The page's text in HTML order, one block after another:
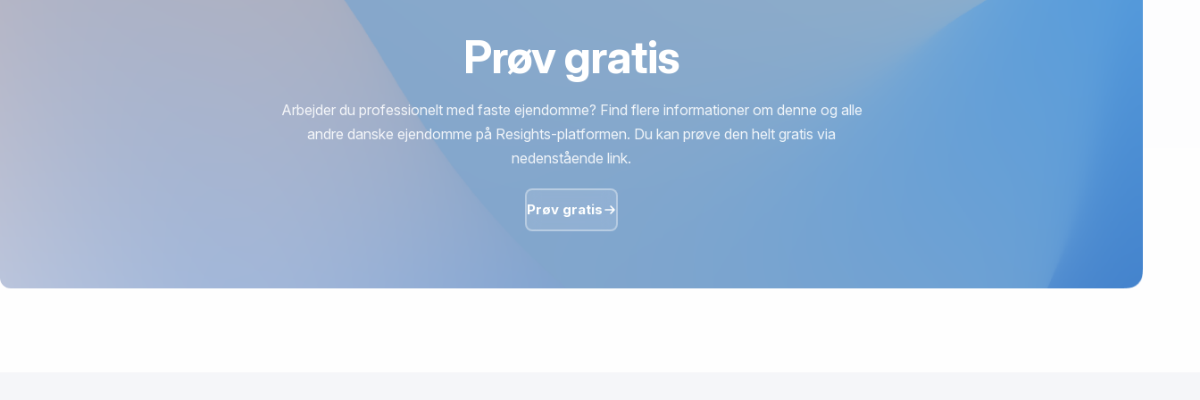
Prøv gratis
Arbejder du professionelt med faste ejendomme? Find flere informationer om denne og alle
andre danske ejendomme på Resights-platformen. Du kan prøve den helt gratis via
nedenstående link.
Prøv gratis